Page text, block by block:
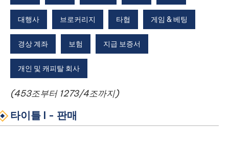
대행사 브로커리지 타협 게임 & 베팅
경상 계좌 보험 지급 보증서
개인 및 캐피탈 회사
(453조부터 1273/4조까지)
타이틀 I - 판매